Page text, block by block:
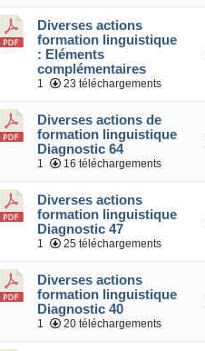
Diverses actions
formation linguistique
: Eléments
complémentaires
1 23 téléchargements
Diverses actions de
formation linguistique
Diagnostic 64
1 16 téléchargements
Diverses actions
formation linguistique
Diagnostic 47
1 25 téléchargements
Diverses actions
formation linguistique
Diagnostic 40
1 20 téléchargements